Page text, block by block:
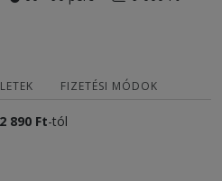
FIZETÉSI MÓDOK
2 890 Ft-tól